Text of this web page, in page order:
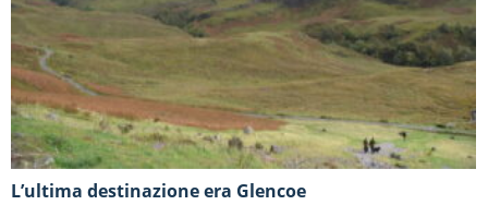
L’ultima destinazione era Glencoe